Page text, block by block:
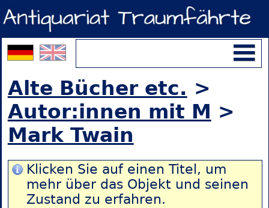
Alte Bücher etc. >
Autor:innen mit M >
Mark Twain
Klicken Sie auf einen Titel, um
mehr über das Objekt und seinen
Zustand zu erfahren.